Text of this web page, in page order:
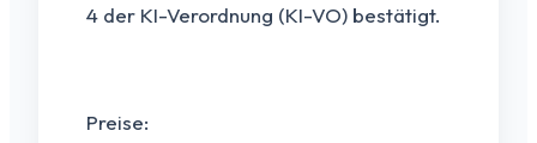
4 der KI-Verordnung (KI-VO) bestätigt.
Preise: